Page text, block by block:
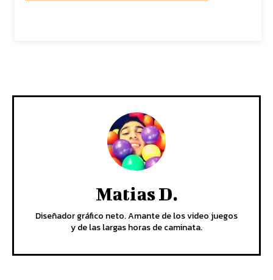
Matias D.
Diseñador gráfico neto. Amante de los video juegos
y de las largas horas de caminata.